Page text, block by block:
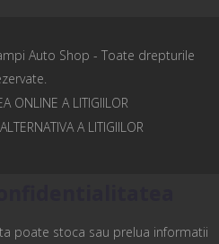
Auto Shop - Toate drepturile
poate stoca sau prelua informatii